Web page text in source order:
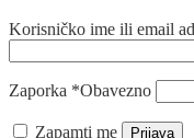
Korisničko ime ili email
Zaporka *Obavezno
Zapamti me Prijava